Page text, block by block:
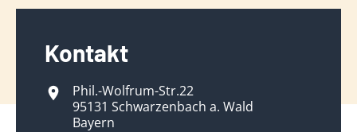
Kontakt
Phil.-Wolfrum-Str.22
95131 Schwarzenbach a. Wald
Bayern